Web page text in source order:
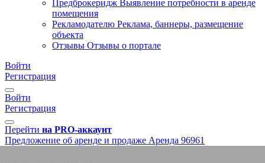
Предброкеридж Выявление потребности в аренде
помещения
Рекламодателю Реклама, баннеры, размещение
объекта
Отзывы Отзывы о портале
Войти
Регистрация
Войти
Регистрация
Перейти на PRO-аккаунт
Предложение об аренде и продаже Аренда 96961